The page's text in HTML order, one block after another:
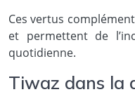
Ces vertus
et permettent de
quotidienne.
Tiwaz dans la